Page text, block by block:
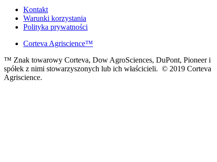
Kontakt
Warunki korzystania
Polityka prywatności
Corteva Agriscience™
™ Znak towarowy Corteva, Dow AgroSciences, DuPont, Pioneer i
spółek z nimi stowarzyszonych lub ich właścicieli. © 2019 Corteva
Agriscience.